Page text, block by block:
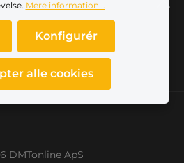
DMTonline ApS
Mere information...
Konfigurér
alle cookies